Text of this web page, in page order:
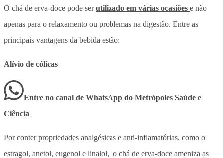
O chá de erva-doce pode serutilizado em várias ocasiões e não
apenas para o relaxamento ou problemas na digestão. Entre as
principais vantagens da bebida estão:
Alívio de cólicas
Entre no canal de WhatsApp do Metrópoles Saúde e
Ciência
Por conter propriedades analgésicas e anti-inflamatórias, como o
estragol, anetol, eugenol e linalol, o chá de erva-doce ameniza as